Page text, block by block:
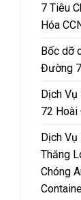
7 Tiêu
Hóa
Bốc dỡ
Đường
Dịch
72 Hoài
Dịch Vụ
Thăng
Chóng